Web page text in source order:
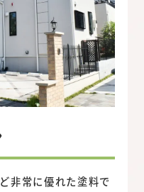
非常に優れた塗料で